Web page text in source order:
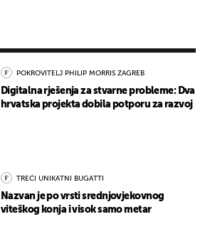
POKROVITELJ PHILIP MORRIS ZAGREB
Digitalna rješenja za stvarne probleme: Dva
hrvatska projekta dobila potporu za razvoj
TREĆI UNIKATNI BUGATTI
Nazvan je po vrsti srednjovjekovnog
viteškog konja i visok samo metar